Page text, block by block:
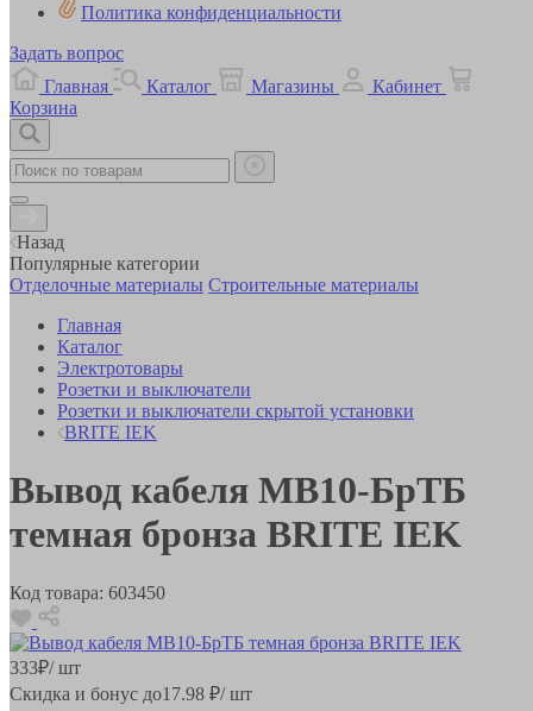
Политика конфиденциальности
Задать вопрос
Главная
Каталог Магазины
Кабинет
Корзина
Назад
Популярные категории
Отделочные материалы Строительные материалы
Главная
Каталог
Электротовары
Розетки и выключатели
Розетки и выключатели скрытой установки
BRITE IEK
Вывод кабеля МВ10-БрТБ
темная бронза BRITE IEK
Код товара: 603450
333₽/ шт
Скидка и бонус до17.98 ₽/ шт